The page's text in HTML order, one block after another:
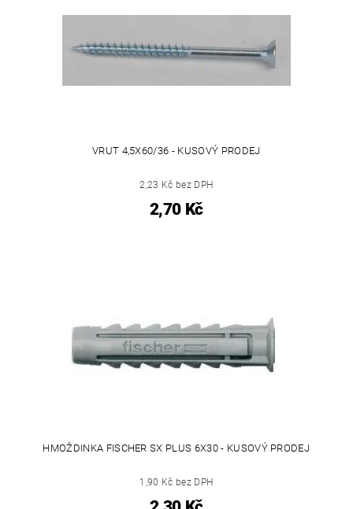
VRUT 4,5X60/36 - KUSOVÝ PRODEJ
2,23 Kč bez DPH
2,70 Kč
HMOŽDINKA FISCHER SX PLUS 6X30 - KUSOVÝ PRODEJ
1,90 Kč bez DPH